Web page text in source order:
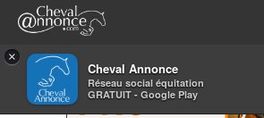
×
Cheval Annonce
Réseau social équitation
GRATUIT - Google Play